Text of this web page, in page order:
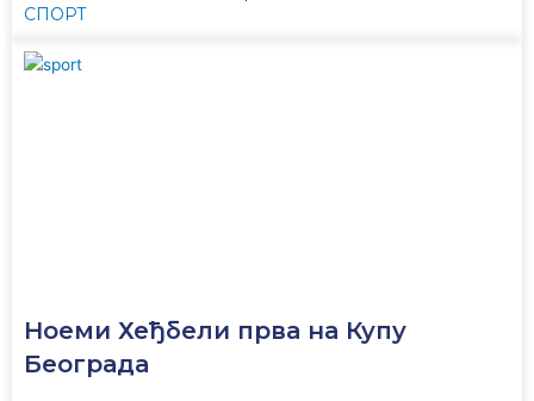
СПОРТ
Ноеми Хеђбели прва на Купу
Београда